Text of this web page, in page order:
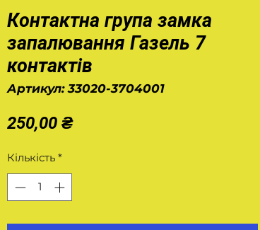
Контактна група замка
запалювання Газель 7
контактів
Артикул: 33020-3704001
250,00 ₴Ціна
Кількість *